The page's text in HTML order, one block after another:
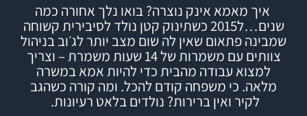
איך מאמא אינק נוצרה?בואו נלך אחורה כמה
שנים…ל2015 כשתינוק קטן נולד לסיבירית קשוחה
שמבינה פתאום שאין לה שום מצב יותר לג׳וב בניהול
צוותים עם משמרות של 14 שעות משמרת – וצריך
למצוא עבודה מהבית כדי להיות אמא במשרה
מלאה. כי משפחה קודם להכל. ומה קורה כשהגב
לקיר ואין ברירות? נולדים בלאט רעיונות.